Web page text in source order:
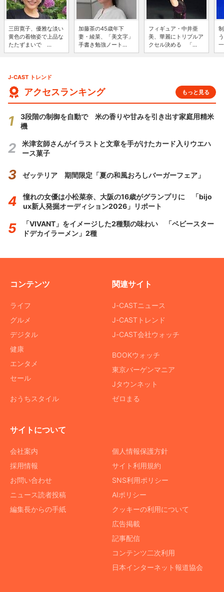
三田寛子、優雅な淡い
黄色の着物姿で上品な
たたずまいで ...
加藤茶の45歳年下
妻・綾菜、「美文字」
手書き勉強ノート...
フィギュア・中井亜
美、華麗にトリプルア
クセル決める 「...
J-CAST トレンド
アクセスランキング もっと見る
3段階の制御を自動で 米の香りや甘みを引き出す家庭用精米
機
米津玄師さんがイラストと文章を手がけたカード入りウエハ
ース菓子
ゼッテリア 期間限定「夏の和風おろしバーガーフェア」
憧れの女優は小松菜奈、大阪の16歳がグランプリに 「bijo
ux新人発掘オーディション2026」リポート
「VIVANT」をイメージした2種類の味わい 「ベビースター
ドデカイラーメン」2種
コンテンツ
ライフ
グルメ
デジタル
健康
エンタメ
セール
おうちスタイル
関連サイト
J-CASTニュース
J-CASTトレンド
J-CAST会社ウォッチ
BOOKウォッチ
東京バーゲンマニア
Jタウンネット
ゼロまる
サイトについて
会社案内
採用情報
お問い合わせ
ニュース読者投稿
編集長からの手紙
個人情報保護方針
サイト利用規約
SNS利用ポリシー
AIポリシー
クッキーの利用について
広告掲載
記事配信
コンテンツ二次利用
日本インターネット報道協会